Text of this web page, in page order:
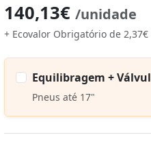
140,13€ /unidade
+ Ecovalor Obrigatório de 2,37€
Equilibragem +
Pneus até 17"